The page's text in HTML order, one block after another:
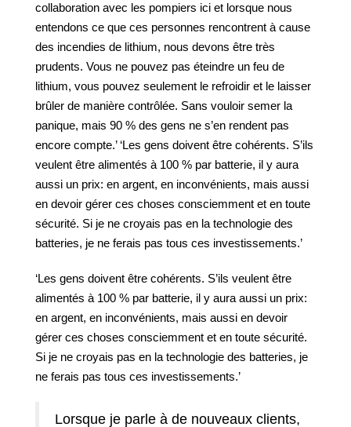
collaboration avec les pompiers ici et lorsque nous
entendons ce que ces personnes rencontrent à cause
des incendies de lithium, nous devons être très
prudents. Vous ne pouvez pas éteindre un feu de
lithium, vous pouvez seulement le refroidir et le laisser
brûler de manière contrôlée. Sans vouloir semer la
panique, mais 90 % des gens ne s’en rendent pas
encore compte.’ ‘Les gens doivent être cohérents. S’ils
veulent être alimentés à 100 % par batterie, il y aura
aussi un prix: en argent, en inconvénients, mais aussi
en devoir gérer ces choses consciemment et en toute
sécurité. Si je ne croyais pas en la technologie des
batteries, je ne ferais pas tous ces investissements.’
‘Les gens doivent être cohérents. S’ils veulent être
alimentés à 100 % par batterie, il y aura aussi un prix:
en argent, en inconvénients, mais aussi en devoir
gérer ces choses consciemment et en toute sécurité.
Si je ne croyais pas en la technologie des batteries, je
ne ferais pas tous ces investissements.’
Lorsque je parle à de nouveaux clients,